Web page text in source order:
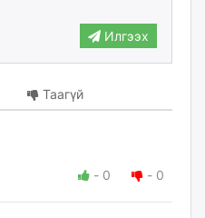
Илгээх
Таагүй
- 0 - 0